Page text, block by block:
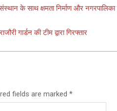
के साथ क्षमता निर्माण और
गार्डन की टीम द्वारा गिरफ्तार
fields are marked *